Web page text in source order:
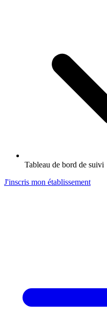
Tableau de bord de suivi
J'inscris mon établissement